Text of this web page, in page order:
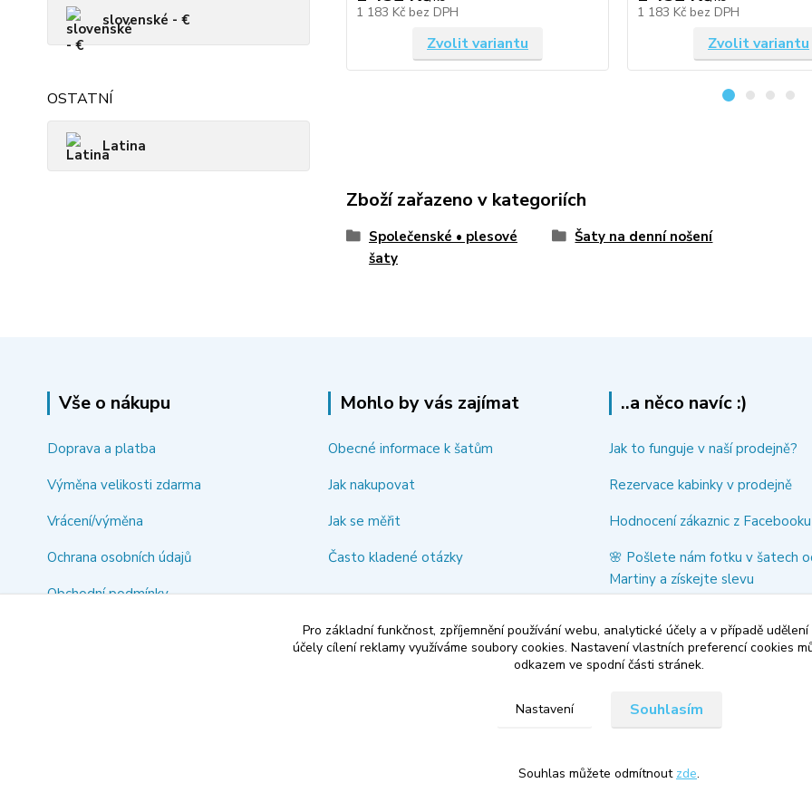
slovenské - €
OSTATNÍ
Latina
1 183 Kč bez DPH
Zvolit variantu
1 183 Kč bez DPH
Zvolit variantu
Zboží zařazeno v kategoriích
Společenské • plesové
šaty
Šaty na denní nošení
Vše o nákupu
Doprava a platba
Výměna velikosti zdarma
Vrácení/výměna
Ochrana osobních údajů
Obchodní podmínky
Mohlo by vás zajímat
Obecné informace k šatům
Jak nakupovat
Jak se měřit
Často kladené otázky
..a něco navíc :)
Jak to funguje v naší prodejně?
Rezervace kabinky v prodejně
Hodnocení zákaznic z Facebooku
🌸 Pošlete nám fotku v šatech
Martiny a získejte slevu
Pro základní funkčnost, zpříjemnění používání webu, analytické účely a v případě
účely cílení reklamy využíváme soubory cookies. Nastavení vlastních preferencí cookies
odkazem ve spodní části stránek.
Nastavení Souhlasím
Souhlas můžete odmítnout zde.